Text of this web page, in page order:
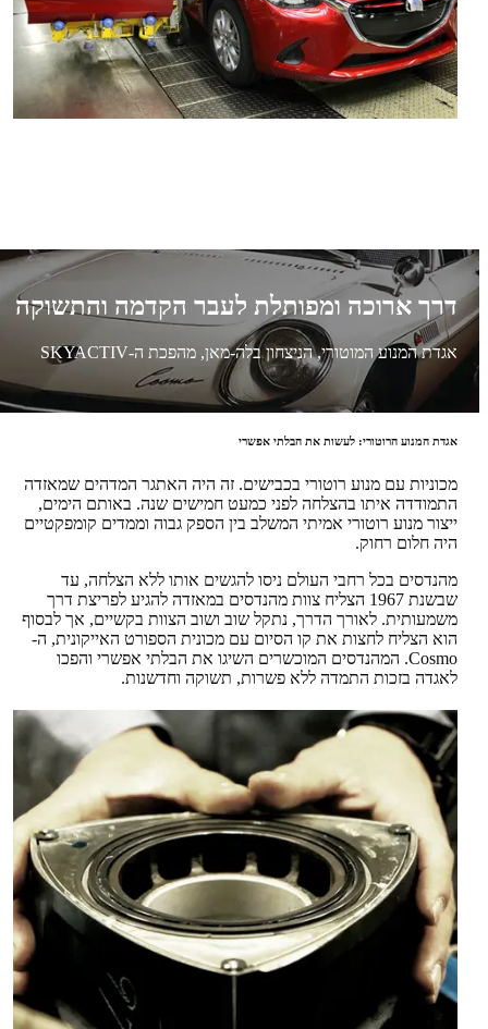
דרך ארוכה ומפותלת לעבר הקדמה והתשוקה
אגדת המנוע המוטורי, הניצחון בלה-מאן, מהפכת ה-SKYACTIV
אגדת המנוע הרוטורי: לעשות את הבלתי אפשרי
מכוניות עם מנוע רוטורי בכבישים. זה היה האתגר המדהים שמאזדה
התמודדה איתו בהצלחה לפני כמעט חמישים שנה. באותם הימים,
ייצור מנוע רוטורי אמיתי המשלב בין הספק גבוה וממדים קומפקטיים
היה חלום רחוק.
מהנדסים בכל רחבי העולם ניסו להגשים אותו ללא הצלחה, עד
שבשנת 1967 הצליח צוות מהנדסים במאזדה להגיע לפריצת דרך
משמעותית. לאורך הדרך, נתקל שוב ושוב הצוות בקשיים, אך לבסוף
הוא הצליח לחצות את קו הסיום עם מכונית הספורט האייקונית, ה-
Cosmo. המהנדסים המוכשרים השיגו את הבלתי אפשרי והפכו
לאגדה בזכות התמדה ללא פשרות, תשוקה וחדשנות.